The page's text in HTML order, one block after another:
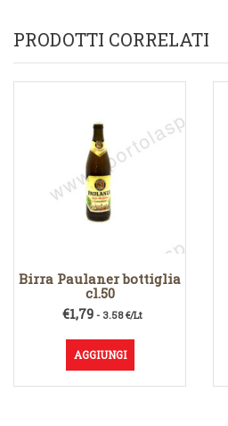
PRODOTTI CORRELATI
Birra Paulaner bottiglia
cl.50
€1,79- 3.58 €/Lt
AGGIUNGI